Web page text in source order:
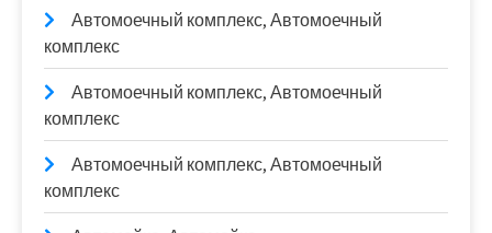
Автомоечный комплекс, Автомоечный
комплекс
Автомоечный комплекс, Автомоечный
комплекс
Автомоечный комплекс, Автомоечный
комплекс